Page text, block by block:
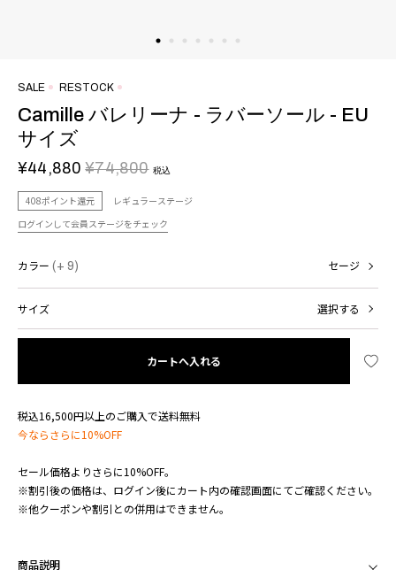
SALE RESTOCK
Camille バレリーナ - ラバーソール - EU
サイズ
¥44,880 ¥74,800 税込
408ポイント還元
レギュラーステージ
ログインして会員ステージをチェック
カラー (+ 9) セージ
サイズ 選択する
カートへ入れる
税込16,500円以上のご購入で送料無料
今ならさらに10%OFF
セール価格よりさらに10%OFF。
※割引後の価格は、ログイン後にカート内の確認画面にてご確認ください。
※他クーポンや割引との併用はできません。
商品説明